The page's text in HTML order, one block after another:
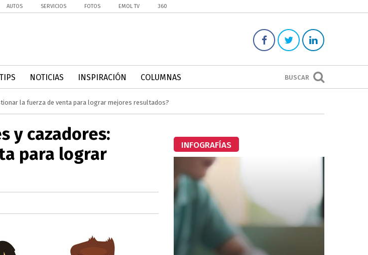
AUTOS SERVICIOS FOTOS EMOL TV 360
BUSCAR
TIPS NOTICIAS INSPIRACIÓN COLUMNAS
la fuerza de venta para lograr mejores resultados?
y cazadores:
para lograr
INFOGRAFÍAS